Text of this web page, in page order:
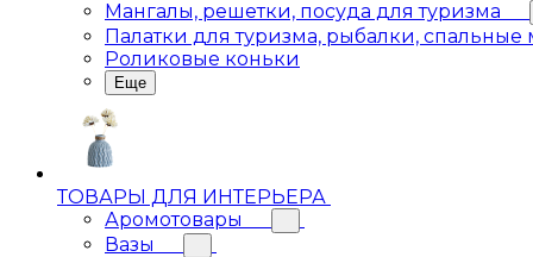
Мангалы, решетки, посуда для туризма
Палатки для туризма, рыбалки,
Роликовые коньки
Еще
ТОВАРЫ ДЛЯ ИНТЕРЬЕРА
Аромотовары
Вазы